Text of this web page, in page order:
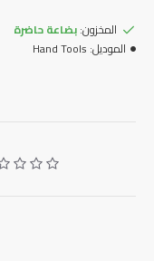
المخزون:بضاعة حاضرة
الموديل: Hand Tools